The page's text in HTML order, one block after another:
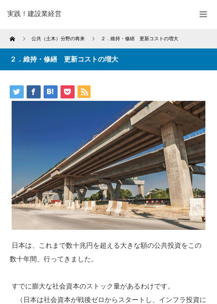
実践！建設業経営
Home 公共（土木）分野の将来 ２．維持・修繕 更新コストの増大
２．維持・修繕 更新コストの増大
日本は、これまで数十兆円を超える大きな額の公共投資をこの
数十年間、行ってきました。
すでに膨大な社会資本のストック量があるわけです。
（日本は社会資本が戦後ゼロからスタートし、インフラ投資に